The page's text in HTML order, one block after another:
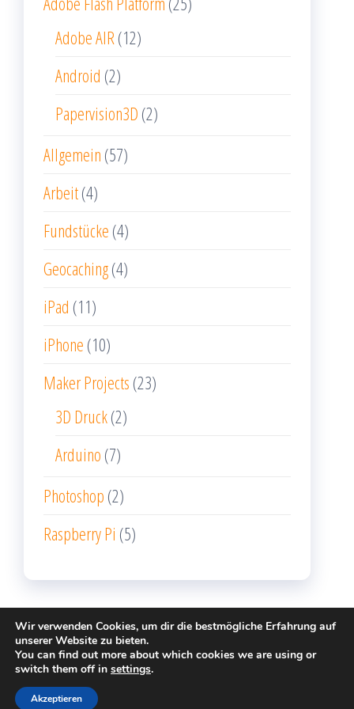
Adobe AIR (12)
Android (2)
Papervision3D (2)
Allgemein (57)
Arbeit(4)
Fundstücke (4)
Geocaching(4)
iPad (11)
iPhone (10)
Maker Projects (23)
3D Druck(2)
Arduino (7)
Photoshop (2)
Raspberry Pi (5)
Stolz präsentiert vonWordPress|Theme:Popularis
Wir verwenden Cookies, um dir die bestmögliche Erfahrung auf
unserer Website zu bieten.
You can find out more about which cookies we are using or
switch them off in settings.
Akzeptieren